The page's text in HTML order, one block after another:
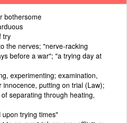
bothersome
try
the nerves; "nerve-racking
before a war"; "a trying day at
experimenting; examination,
putting on trial (Law);
separating through heating,
trying times"